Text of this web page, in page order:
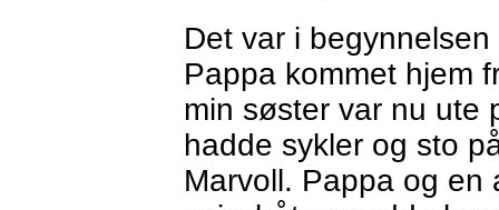
Det var i
Pappa kommet hjem
min søster var nu ute
hadde sykler og sto
Marvoll. Pappa og en